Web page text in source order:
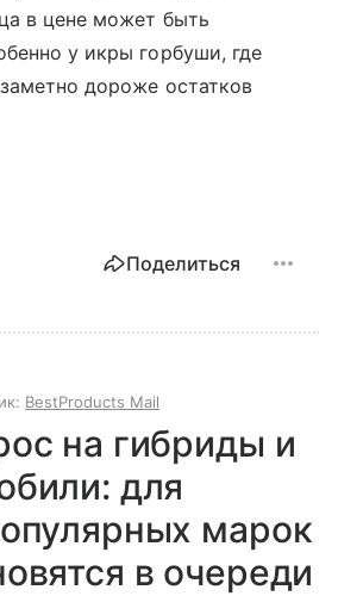
в цене может быть
у икры горбуши, где
дороже остатков
Поделиться
BestProducts Mail
на гибриды и
для
марок
в очереди